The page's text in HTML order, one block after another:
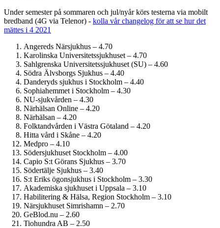
Under semester på sommaren och jul/nyår körs testerna via mobilt
bredband (4G via Telenor) - kolla vår changelog för att se hur det
mättes i 4 2021
Angereds Närsjukhus – 4.70
Karolinska Universitets­sjukhuset – 4.70
Sahlgrenska Universitets­sjukhuset (SU) – 4.60
Södra Älvsborgs Sjukhus – 4.40
Danderyds sjukhus i Stockholm – 4.40
Sophiahemmet i Stockholm – 4.30
NU-sjukvården – 4.30
Närhälsan Online – 4.20
Närhälsan – 4.20
Folktandvården i Västra Götaland – 4.20
Hitta vård i Skåne – 4.20
Medpro – 4.10
Söder­sjukhuset Stockholm – 4.00
Capio S:t Görans Sjukhus – 3.70
Södertälje Sjukhus – 3.40
S:t Eriks ögonsjukhus i Stockholm – 3.30
Akademiska sjukhuset i Uppsala – 3.10
Habilitering & Hälsa, Region Stockholm – 3.10
Närsjukhuset Simrishamn – 2.70
GeBlod.nu – 2.60
Tiohundra AB – 2.50